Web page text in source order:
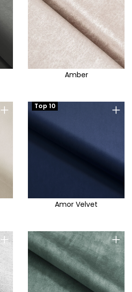
Amber
+ +
Top 10
Amor Velvet
+ +